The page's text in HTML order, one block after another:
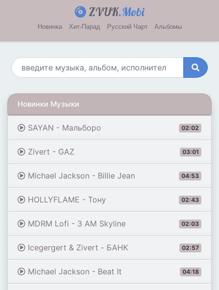
ZVUK.Mobi
Новинка Хит-Парад Русский Чарт Альбомы
Новинки Музыки
02:02
SAYAN - Мальборо
03:01
Zivert - GAZ
04:53
Michael Jackson - Billie Jean
02:43
HOLLYFLAME - Тону
02:03
MDRM Lofi - 3 AM Skyline
02:57
Icegergert & Zivert - БАНК
04:18
Michael Jackson - Beat It